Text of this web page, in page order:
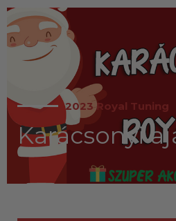
Gyors
2023 Royal Tuning
Karácsonyi